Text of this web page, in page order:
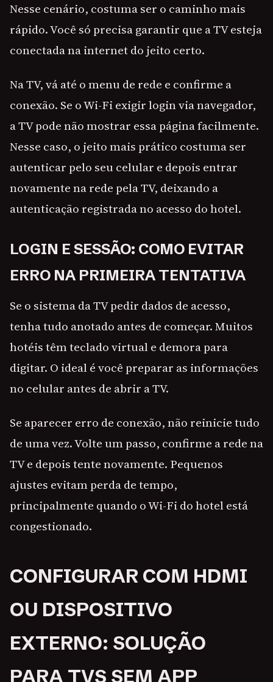
Nesse cenário, costuma ser o caminho mais
rápido. Você só precisa garantir que a TV esteja
conectada na internet do jeito certo.
Na TV, vá até o menu de rede e confirme a
conexão. Se o Wi-Fi exigir login via navegador,
a TV pode não mostrar essa página facilmente.
Nesse caso, o jeito mais prático costuma ser
autenticar pelo seu celular e depois entrar
novamente na rede pela TV, deixando a
autenticação registrada no acesso do hotel.
LOGIN E SESSÃO: COMO EVITAR
ERRO NA PRIMEIRA TENTATIVA
Se o sistema da TV pedir dados de acesso,
tenha tudo anotado antes de começar. Muitos
hotéis têm teclado virtual e demora para
digitar. O ideal é você preparar as informações
no celular antes de abrir a TV.
Se aparecer erro de conexão, não reinicie tudo
de uma vez. Volte um passo, confirme a rede na
TV e depois tente novamente. Pequenos
ajustes evitam perda de tempo,
principalmente quando o Wi-Fi do hotel está
congestionado.
CONFIGURAR COM HDMI
OU DISPOSITIVO
EXTERNO: SOLUÇÃO
PARA TVS SEM APP